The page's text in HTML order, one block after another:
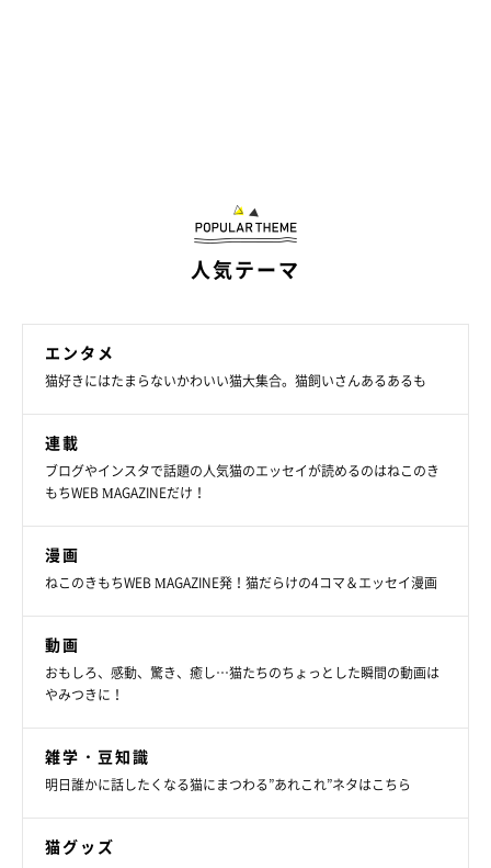
人気テーマ
エンタメ
猫好きにはたまらないかわいい猫大集合。猫飼いさんあるあるも
連載
ブログやインスタで話題の人気猫のエッセイが読めるのはねこのき
もちWEB MAGAZINEだけ！
漫画
ねこのきもちWEB MAGAZINE発！猫だらけの4コマ＆エッセイ漫画
動画
おもしろ、感動、驚き、癒し…猫たちのちょっとした瞬間の動画は
やみつきに！
雑学・豆知識
明日誰かに話したくなる猫にまつわる”あれこれ”ネタはこちら
猫グッズ